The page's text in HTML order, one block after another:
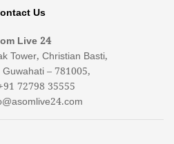
Us
Live 24
Tower, Christian Basti,
– 781005,
72798 35555